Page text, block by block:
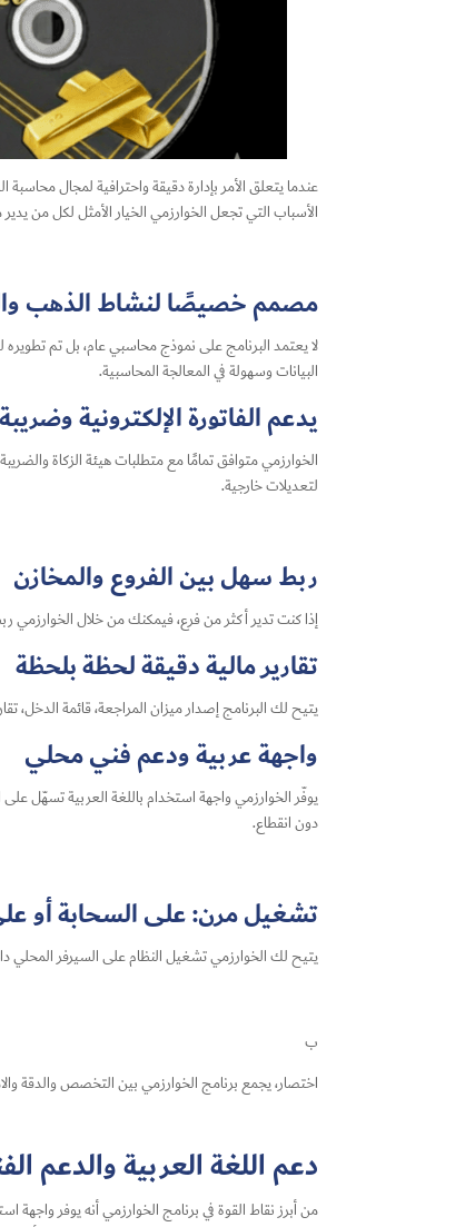
عندما يتعلق الأمر بإدارة دقيقة واحترافية لمجال
الأسباب التي تجعل الخوارزمي الخيار الأمثل لكل من
مصمم خصيصًا لنشاط الذهب
لا يعتمد البرنامج على نموذج محاسبي عام، بل تم
البيانات وسهولة في المعالجة المحاسبية.
يدعم الفاتورة الإلكترونية
الخوارزمي متوافق تمامًا مع متطلبات هيئة الزكاة
لتعديلات خارجية.
ربط سهل بين الفروع والمخازن
إذا كنت تدير أكثر من فرع، فيمكنك من خلال الخوارزمي
تقارير مالية دقيقة لحظة بلحظة
يتيح لك البرنامج إصدار ميزان المراجعة، قائمة الدخل،
واجهة عربية ودعم فني محلي
يوفّر الخوارزمي واجهة استخدام باللغة العربية تسهّل
دون انقطاع.
تشغيل مرن: على السحابة أو
يتيح لك الخوارزمي تشغيل النظام على السيرفر المحلي
ب
اختصار، يجمع برنامج الخوارزمي بين التخصص والدقة
دعم اللغة العربية والدعم
من أبرز نقاط القوة في برنامج الخوارزمي أنه يوفر